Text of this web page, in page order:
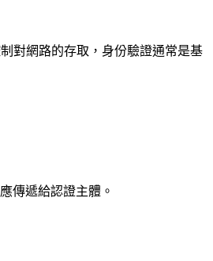
對網路的存取，身份驗證通常是基
傳遞給認證主體。